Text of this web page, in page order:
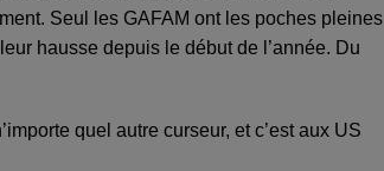
Seul les GAFAM ont les poches pleines
hausse depuis le début de l’année. Du
quel autre curseur, et c’est aux US